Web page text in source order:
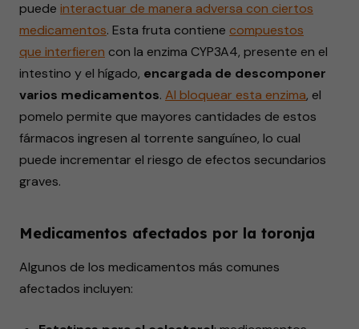
puede interactuar de manera adversa con ciertos
medicamentos. Esta fruta contiene compuestos
que interfieren con la enzima CYP3A4, presente en el
intestino y el hígado, encargada de descomponer
varios medicamentos. Al bloquear esta enzima, el
pomelo permite que mayores cantidades de estos
fármacos ingresen al torrente sanguíneo, lo cual
puede incrementar el riesgo de efectos secundarios
graves.
Medicamentos afectados por la toronja
Algunos de los medicamentos más comunes
afectados incluyen: